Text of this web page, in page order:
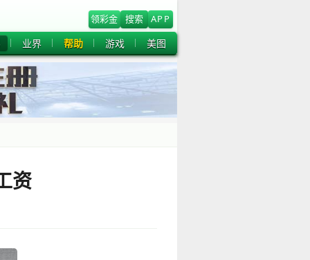
领彩金 搜索 APP
业界 帮助 游戏 美图
资